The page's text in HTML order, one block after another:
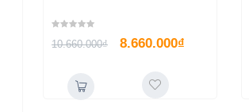
10.660.000₫ 8.660.000₫